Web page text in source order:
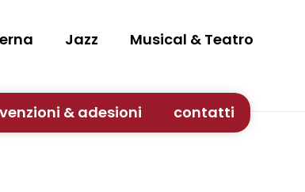
Jazz Musical & Teatro
& adesioni contatti